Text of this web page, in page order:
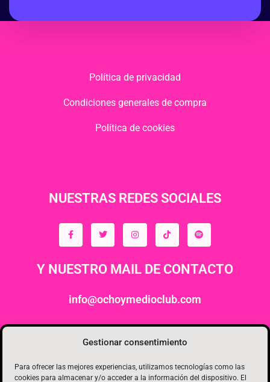
Gestionar consentimiento
Para ofrecer las mejores experiencias, utilizamos tecnologías como las
cookies para almacenar y/o acceder a la información del dispositivo. El
Política de privacidad
Condiciones generales de compra
Política de cookies
NUESTRAS REDES SOCIALES
Y NUESTRO MAIL DE CONTACTO
info@ochoymedioclub.com
ORGANIZA